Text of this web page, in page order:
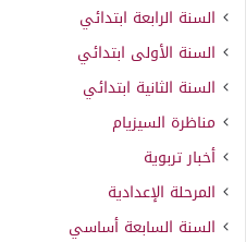
السنة الرابعة ابتدائي
السنة الأولى ابتدائي
السنة الثانية ابتدائي
مناظرة السيزيام
أخبار تربوية
المرحلة الإعدادية
السنة السابعة أساسي